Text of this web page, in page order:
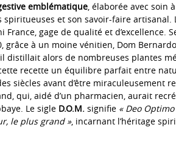
emblématique, élaborée avec soin à
et son savoir-faire
gage de qualité et d’excellence.
à un moine vénitien, Dom
distillait alors de nombreuses plantes
recette un équilibre parfait entre
siècles avant d’être miraculeusement
qui, aidé d’un pharmacien, aurait
Le sigle D.O.M. signifie « Deo
le plus grand », incarnant l’héritage